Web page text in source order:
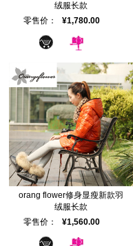
绒服长款
零售价：
¥1,780.00
orang flower修身显瘦新款羽
绒服长款
零售价：
¥1,560.00